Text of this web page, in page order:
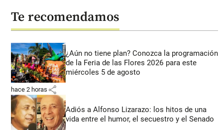
Te recomendamos
¿Aún no tiene plan? Conozca la programación
de la Feria de las Flores 2026 para este
miércoles 5 de agosto
hace 2 horas share
Adiós a Alfonso Lizarazo: los hitos de una
vida entre el humor, el secuestro y el Senado